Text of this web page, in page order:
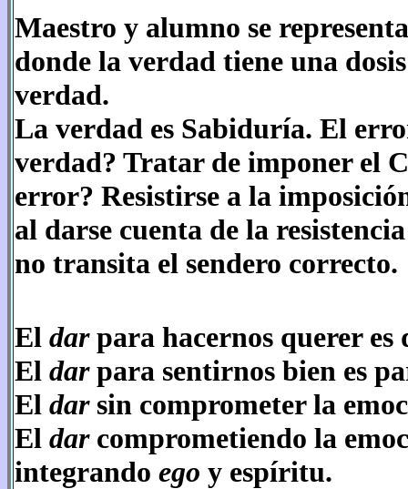
Maestro y alumno se
donde la verdad tiene una
verdad.
La verdad es Sabiduría. El
verdad? Tratar de imponer el
error? Resistirse a la
al darse cuenta de la
no transita el sendero correcto.
El darpara hacernos querer
El darpara sentirnos bien es
El dar sin comprometer la
El dar comprometiendo la
integrando ego y espíritu.